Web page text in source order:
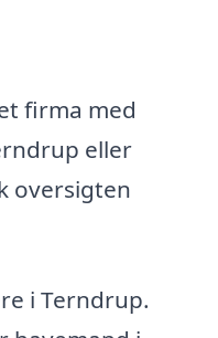
firma med
eller
oversigten
i Terndrup.